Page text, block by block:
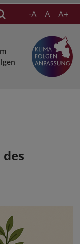
-A A A+
des